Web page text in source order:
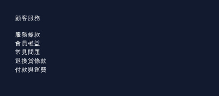
顧客服務
服務條款
會員權益
常見問題
退換貨條款
付款與運費